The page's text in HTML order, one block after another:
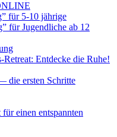
für 5-10 jährige
für Jugendliche ab 12
Entdecke die Ruhe!
die ersten Schritte
einen entspannten